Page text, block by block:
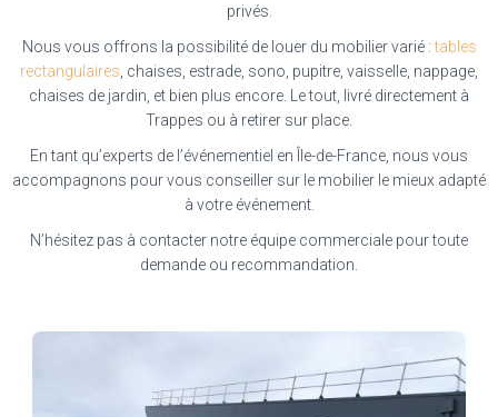
privés.
Nous vous offrons la possibilité de louer du mobilier varié :tables
rectangulaires , chaises, estrade, sono, pupitre, vaisselle, nappage,
chaises de jardin, et bien plus encore. Le tout, livré directement à
Trappes ou à retirer sur place.
En tant qu’experts de l’événementiel en Île-de-France, nous vous
accompagnons pour vous conseiller sur le mobilier le mieux adapté
à votre événement.
N’hésitez pas à contacter notre équipe commerciale pour toute
demande ou recommandation.